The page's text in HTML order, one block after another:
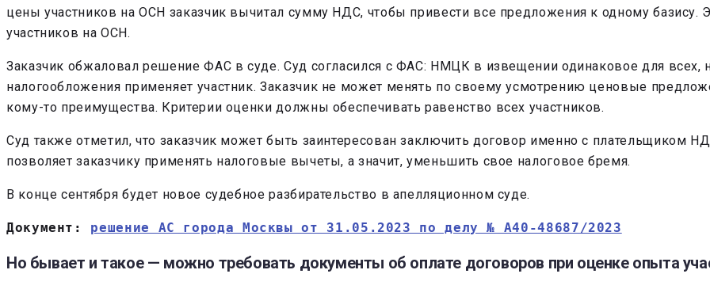
цены участников на ОСН заказчик вычитал сумму НДС, чтобы привести все предложения к одному базису.
участников на ОСН.
Заказчик обжаловал решение ФАС в суде. Суд согласился с ФАС: НМЦК в извещении одинаковое для всех,
налогообложения применяет участник. Заказчик не может менять по своему усмотрению ценовые
кому-то преимущества. Критерии оценки должны обеспечивать равенство всех участников.
Суд также отметил, что заказчик может быть заинтересован заключить договор именно с плательщиком
позволяет заказчику применять налоговые вычеты, а значит, уменьшить свое налоговое бремя.
В конце сентября будет новое судебное разбирательство в апелляционном суде.
Документ: решение АС города Москвы от 31.05.2023 по делу № А40-48687/2023
Но бывает и такое — можно требовать документы об оплате договоров при оценке опыта